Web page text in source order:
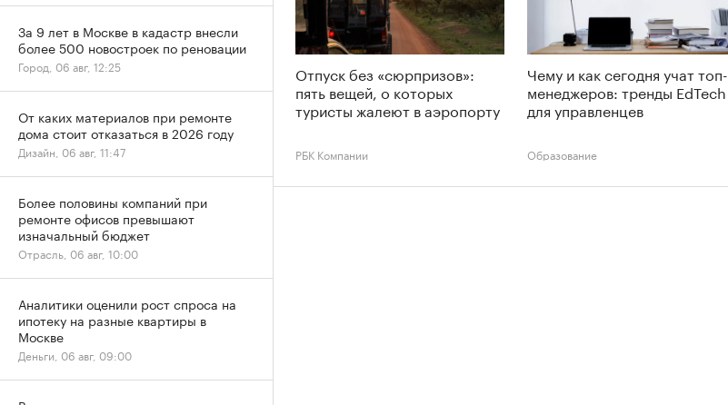
Отпуск без «сюрпризов»:
пять вещей, о которых
туристы жалеют в аэропорту
РБК Компании
Чему и как сегодня учат топ-
менеджеров: тренды EdTech
для управленцев
Образование
За 9 лет в Москве в кадастр внесли
более 500 новостроек по реновации
Город, 06 авг, 12:25
От каких материалов при ремонте
дома стоит отказаться в 2026 году
Дизайн, 06 авг, 11:47
Более половины компаний при
ремонте офисов превышают
изначальный бюджет
Отрасль, 06 авг, 10:00
Аналитики оценили рост спроса на
ипотеку на разные квартиры в
Москве
Деньги, 06 авг, 09:00